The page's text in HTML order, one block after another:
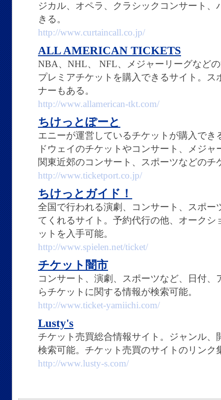
ジカル、オペラ、クラシックコンサート
きる。
http://www.curtaincall.co.jp/
ALL AMERICAN TICKETS
NBA、NHL、 NFL、メジャーリーグなど
プレミアチケットを購入できるサイト。
ナーもある。
http://www.allamerican-tkt.com/
ちけっとぽーと
エニーが運営しているチケットが購入で
ドウェイのチケットやコンサート、メジ
関東近郊のコンサート、スポーツなどのチ
http://www.ticketport.co.jp/
ちけっとガイド！
全国で行われる演劇、コンサート、スポー
てくれるサイト。予約代行の他、オーク
ットを入手可能。
http://www.spielen.net/ticket/
チケット闇市
コンサート、演劇、スポーツなど、日付
らチケットに関する情報が検索可能。
http://www.ticket-yamiichi.com/
Lusty's
チケット売買総合情報サイト。ジャンル
検索可能。チケット売買のサイトのリンク
http://www.lusty-s.com/